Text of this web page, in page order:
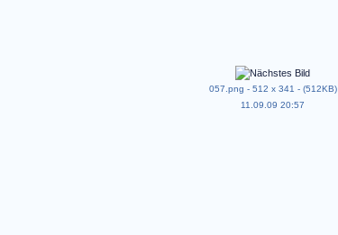
057.png - 512 x 341 - (512KB)
11.09.09 20:57